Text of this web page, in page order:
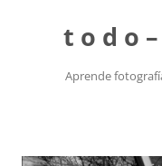
t o d o
Aprende